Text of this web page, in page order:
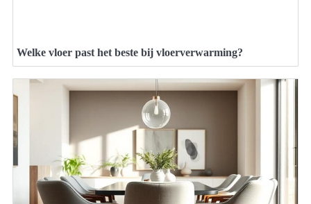
Welke vloer past het beste bij vloerverwarming?